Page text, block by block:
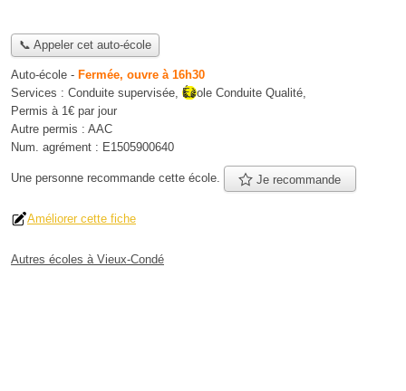
📞 Appeler cet auto-école
Auto-école - Fermée, ouvre à 16h30
Services : Conduite supervisée, École Conduite Qualité,
Permis à 1€ par jour
Autre permis : AAC
Num. agrément : E1505900640
Une personne recommande cette école. Je recommande
Améliorer cette fiche
Autres écoles à Vieux-Condé